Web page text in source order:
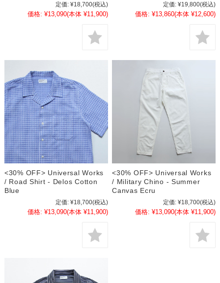
定価: ¥18,700(税込)
価格: ¥13,090(本体 ¥11,900)
定価: ¥19,800(税込)
価格: ¥13,860(本体 ¥12,600)
<30% OFF> Universal Works
/ Road Shirt - Delos Cotton
Blue
定価: ¥18,700(税込)
価格: ¥13,090(本体 ¥11,900)
<30% OFF> Universal Works
/ Military Chino - Summer
Canvas Ecru
定価: ¥18,700(税込)
価格: ¥13,090(本体 ¥11,900)